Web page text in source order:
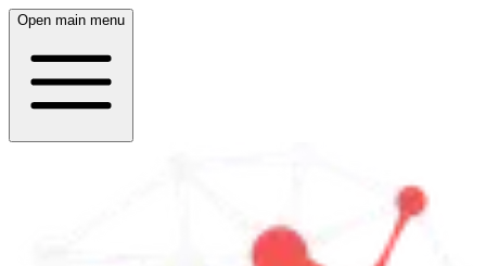
Open main menu